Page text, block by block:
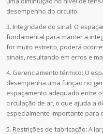
desempenho do circuito.
3. Integridade do sinal: O
fundamental para manter a
for muito estreito, poderá
sinais, resultando em erros e
4. Gerenciamento térmico: O
desempenha uma função no
espaçamento adequado entre
circulação de ar, o que ajuda a
especialmente importante para
5. Restrições de fabricação: A